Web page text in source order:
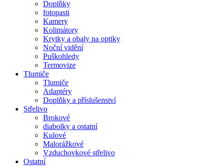
Doplňky
fotopasti
Kamery
Kolimátory
Krytky a obaly na optiky
Noční vidění
Puškohledy
Termovize
Tlumiče
Tlumiče
Adaptéry
Doplňky a příslušenství
Střelivo
Brokové
diabolky a ostatní
Kulové
Malorážkové
Vzduchovkové střelivo
Ostatní